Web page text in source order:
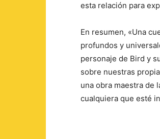
esta relación para
En resumen, «Una
profundos y
personaje de Bird y
sobre nuestras
una obra maestra de
cualquiera que esté